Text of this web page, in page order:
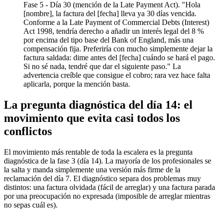
Fase 5 - Día 30 (mención de la Late Payment Act). "Hola
[nombre], la factura del [fecha] lleva ya 30 días vencida.
Conforme a la Late Payment of Commercial Debts (Interest)
Act 1998, tendría derecho a añadir un interés legal del 8 %
por encima del tipo base del Bank of England, más una
compensación fija. Preferiría con mucho simplemente dejar la
factura saldada: dime antes del [fecha] cuándo se hará el pago.
Si no sé nada, tendré que dar el siguiente paso." La
advertencia creíble que consigue el cobro; rara vez hace falta
aplicarla, porque la mención basta.
La pregunta diagnóstica del día 14: el
movimiento que evita casi todos los
conflictos
El movimiento más rentable de toda la escalera es la pregunta
diagnóstica de la fase 3 (día 14). La mayoría de los profesionales se
la salta y manda simplemente una versión más firme de la
reclamación del día 7. El diagnóstico separa dos problemas muy
distintos: una factura olvidada (fácil de arreglar) y una factura parada
por una preocupación no expresada (imposible de arreglar mientras
no sepas cuál es).